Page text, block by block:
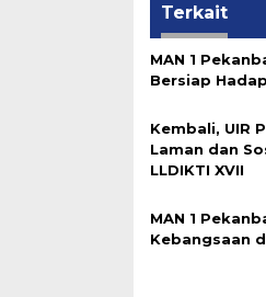
Terkait
MAN 1
Bersiap
Kembali, UIR
Laman dan
LLDIKTI XVII
MAN 1
Kebangsaan